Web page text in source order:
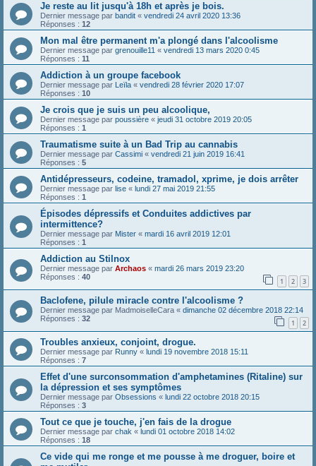
Je reste au lit jusqu'à 18h et après je bois.
Dernier message par bandit « vendredi 24 avril 2020 13:36
Réponses : 12
Mon mal être permanent m'a plongé dans l'alcoolisme
Dernier message par grenouille11 « vendredi 13 mars 2020 0:45
Réponses : 11
Addiction à un groupe facebook
Dernier message par Leïla « vendredi 28 février 2020 17:07
Réponses : 10
Je crois que je suis un peu alcoolique,
Dernier message par poussière « jeudi 31 octobre 2019 20:05
Réponses : 1
Traumatisme suite à un Bad Trip au cannabis
Dernier message par Cassimi « vendredi 21 juin 2019 16:41
Réponses : 5
Antidépresseurs, codeine, tramadol, xprime, je dois arrêter
Dernier message par lise « lundi 27 mai 2019 21:55
Réponses : 1
Épisodes dépressifs et Conduites addictives par
intermittence?
Dernier message par Mister « mardi 16 avril 2019 12:01
Réponses : 1
Addiction au Stilnox
Dernier message par Archaos « mardi 26 mars 2019 23:20
Réponses : 40 1 2 3
Baclofene, pilule miracle contre l'alcoolisme ?
Dernier message par MadmoiselleCara « dimanche 02 décembre 2018 22:14
Réponses : 32 1 2
Troubles anxieux, conjoint, drogue.
Dernier message par Runny « lundi 19 novembre 2018 15:11
Réponses : 7
Effet d'une surconsommation d'amphetamines (Ritaline) sur
la dépression et ses symptômes
Dernier message par Obsessions « lundi 22 octobre 2018 20:15
Réponses : 3
Tout ce que je touche, j'en fais de la drogue
Dernier message par chak « lundi 01 octobre 2018 14:02
Réponses : 18
Ce vide qui me ronge et me pousse à me droguer, boire et